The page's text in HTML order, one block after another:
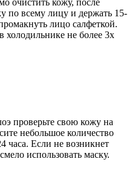
очистить кожу, после
по всему лицу и держать 15-
лицо салфеткой.
холодильнике не более 3х
проверьте свою кожу на
небольшое количество
часа. Если не возникнет
использовать маску.